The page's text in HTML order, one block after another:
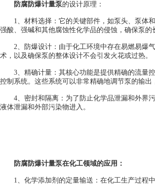
防腐防爆计量泵的设计原理：
1、材料选择：它的关键部件，如泵头、泵体和
强酸、强碱和其他腐蚀性化学品的侵蚀，确保泵的
2、防爆设计：由于化工环境中存在易燃易爆气
术，以及确保泵的整体设计不会引发火花或过热。
3、精确计量：其核心功能是提供精确的流量控
控制系统。这些系统可以非常精确地调节泵的输
4、密封和隔离：为了防止化学品泄漏和外界污
液体泄漏和外部污染物进入。
防腐防爆计量泵在化工领域的应用：
1、化学添加剂的定量输送：在化工生产过程中